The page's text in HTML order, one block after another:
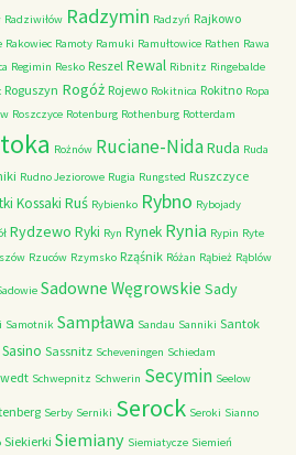
Radziwiłów Radzymin Radzyń Rajkowo
Rakowiec Ramoty Ramuki Ramułtowice Rathen Rawa
Regimin Resko Reszel Rewal Ribnitz Ringebalde
Roguszyn Rogóż Rojewo Rokitnica Rokitno Ropa
Roszczyce Rotenburg Rothenburg Rotterdam
Rożnów Ruciane-NidaRuda Ruda
Rudno Jeziorowe Rugia Rungsted Ruszczyce
Kossaki Ruś Rybienko Rybno Rybojady
Rydzewo Ryki Ryn Rynek Rynia Rypin Ryte
Rzuców Rzymsko Rząśnik Różan Rąbież Rąblów
Sadowne Węgrowskie Sady
Samotnik Sampława Sandau Sanniki Santok
Sasino Sassnitz Scheveningen Schiedam
Schwepnitz Schwerin Secymin Seelow
Serby Serniki Serock Seroki Sianno
Siekierki Siemiany Siemiatycze Siemień